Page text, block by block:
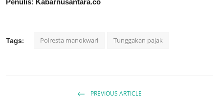
Tags: Polresta manokwari Tunggakan pajak
PREVIOUS ARTICLE